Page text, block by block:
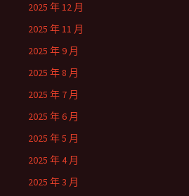
2025 年 12 月
2025 年 11 月
2025 年 9 月
2025 年 8 月
2025 年 7 月
2025 年 6 月
2025 年 5 月
2025 年 4 月
2025 年 3 月